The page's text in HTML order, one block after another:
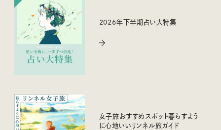
2026年下半期占い大特集
女子旅おすすめスポット暮らすよう
に心地いいリンネル旅ガイド